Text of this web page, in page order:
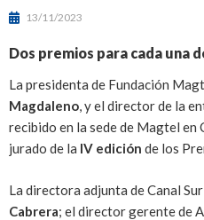
13/11/2023
Dos premios para cada una
La presidenta de Fundación
Magdaleno, y el director de la
recibido en la sede de Magtel
jurado de la IV edición de los
La directora adjunta de Canal
Cabrera; el director gerente de